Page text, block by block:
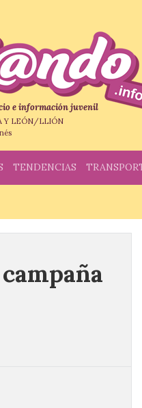
e información juvenil
Y LEÓN/LLIÓN
TENDENCIAS